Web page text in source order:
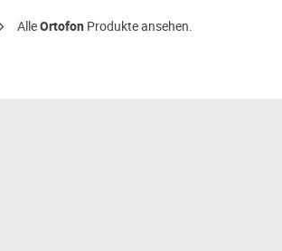
AlleOrtofon Produkte ansehen.